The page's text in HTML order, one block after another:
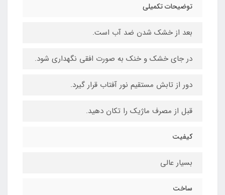
توضیحات تکمیلی
بعد از خشک شدن ضد آب است.
در جای خشک و خنک به صورت افقی نگهداری شود.
دور از تابش مستقیم نور آفتاب قرار گیرد.
قبل از مصرف ماژیک را تکان دهید.
کیفیت
بسیار عالی
ساخت